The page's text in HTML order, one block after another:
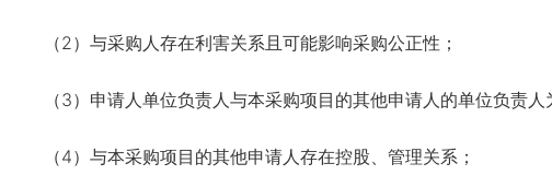
（2）与采购人存在利害关系且可能影响采购公正性；
（3）申请人单位负责人与本采购项目的其他申请人的单位负责人
（4）与本采购项目的其他申请人存在控股、管理关系；